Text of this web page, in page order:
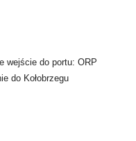
wejście do portu: ORP
do Kołobrzegu